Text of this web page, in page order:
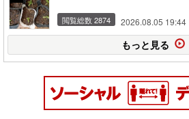
閲覧総数 2874 2026.08.05 19:44
もっと見る